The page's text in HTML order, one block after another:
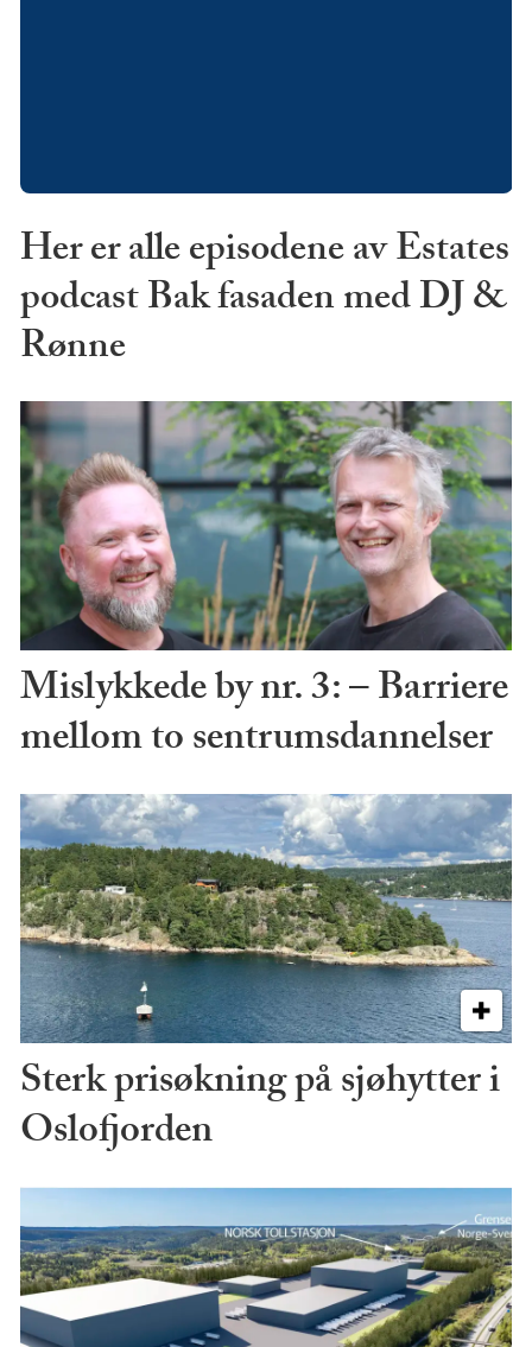
Her er alle episodene av Estates
podcast Bak fasaden med DJ &
Rønne
Mislykkede by nr. 3: – Barriere
mellom to sentrumsdannelser
Sterk prisøkning på sjøhytter i
Oslofjorden